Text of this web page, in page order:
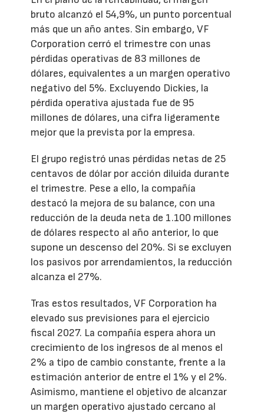
bruto alcanzó el 54,9%, un punto porcentual
más que un año antes. Sin embargo, VF
Corporation cerró el trimestre con unas
pérdidas operativas de 83 millones de
dólares, equivalentes a un margen operativo
negativo del 5%. Excluyendo Dickies, la
pérdida operativa ajustada fue de 95
millones de dólares, una cifra ligeramente
mejor que la prevista por la empresa.
El grupo registró unas pérdidas netas de 25
centavos de dólar por acción diluida durante
el trimestre. Pese a ello, la compañía
destacó la mejora de su balance, con una
reducción de la deuda neta de 1.100 millones
de dólares respecto al año anterior, lo que
supone un descenso del 20%. Si se excluyen
los pasivos por arrendamientos, la reducción
alcanza el 27%.
Tras estos resultados, VF Corporation ha
elevado sus previsiones para el ejercicio
fiscal 2027. La compañía espera ahora un
crecimiento de los ingresos de al menos el
2% a tipo de cambio constante, frente a la
estimación anterior de entre el 1% y el 2%.
Asimismo, mantiene el objetivo de alcanzar
un margen operativo ajustado cercano al